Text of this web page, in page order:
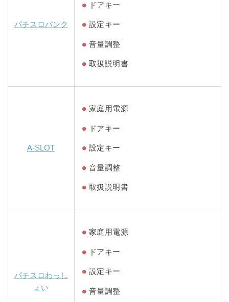
パチスロバンク
ドアキー
設定キー
音量調整
取扱説明書
A-SLOT
家庭用電源
ドアキー
設定キー
音量調整
取扱説明書
パチスロわっし
ょい
家庭用電源
ドアキー
設定キー
音量調整